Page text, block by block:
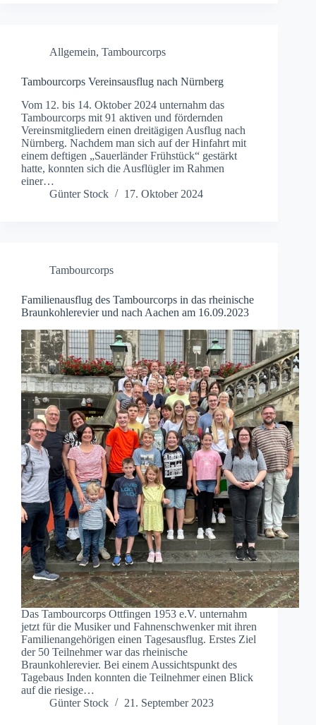
Allgemein, Tambourcorps
Tambourcorps Vereinsausflug nach Nürnberg
Vom 12. bis 14. Oktober 2024 unternahm das
Tambourcorps mit 91 aktiven und fördernden
Vereinsmitgliedern einen dreitägigen Ausflug nach
Nürnberg. Nachdem man sich auf der Hinfahrt mit
einem deftigen „Sauerländer Frühstück“ gestärkt
hatte, konnten sich die Ausflügler im Rahmen
einer…
Günter Stock
17. Oktober 2024
Tambourcorps
Familienausflug des Tambourcorps in das rheinische
Braunkohlerevier und nach Aachen am 16.09.2023
Das Tambourcorps Ottfingen 1953 e.V. unternahm
jetzt für die Musiker und Fahnenschwenker mit ihren
Familienangehörigen einen Tagesausflug. Erstes Ziel
der 50 Teilnehmer war das rheinische
Braunkohlerevier. Bei einem Aussichtspunkt des
Tagebaus Inden konnten die Teilnehmer einen Blick
auf die riesige…
Günter Stock
21. September 2023